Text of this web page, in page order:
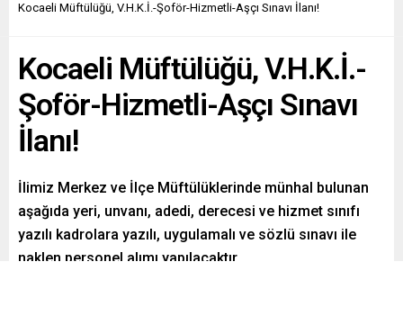
Kocaeli Müftülüğü, V.H.K.İ.-Şoför-Hizmetli-Aşçı Sınavı İlanı!
Kocaeli Müftülüğü, V.H.K.İ.-
Şoför-Hizmetli-Aşçı Sınavı
İlanı!
İlimiz Merkez ve İlçe Müftülüklerinde münhal bulunan
aşağıda yeri, unvanı, adedi, derecesi ve hizmet sınıfı
yazılı kadrolara yazılı, uygulamalı ve sözlü sınavı ile
naklen personel alımı yapılacaktır.